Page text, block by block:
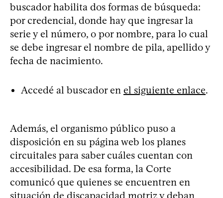
buscador habilita dos formas de búsqueda:
por credencial, donde hay que ingresar la
serie y el número, o por nombre, para lo cual
se debe ingresar el nombre de pila, apellido y
fecha de nacimiento.
Accedé al buscador en el siguiente enlace.
Además, el organismo público puso a
disposición en su página web los planes
circuitales para saber cuáles cuentan con
accesibilidad. De esa forma, la Corte
comunicó que quienes se encuentren en
situación de discapacidad motriz y deban